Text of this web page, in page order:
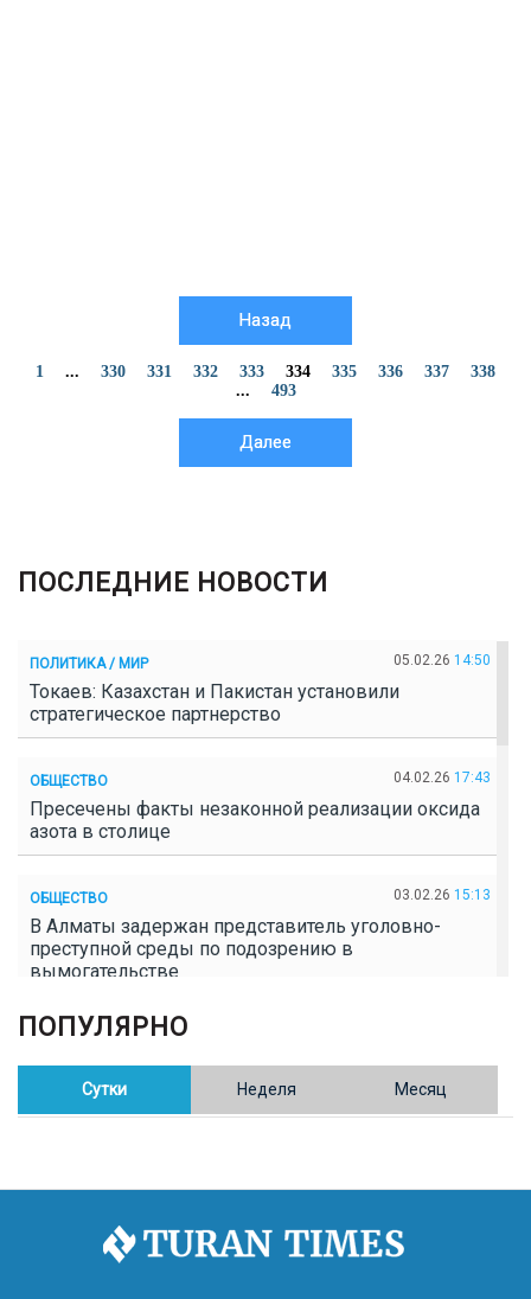
Назад
1 ... 330 331 332 333 334 335 336 337
338
...
493
Далее
ПОСЛЕДНИЕ НОВОСТИ
ПОЛИТИКА / МИР 05.02.26 14:50
Токаев: Казахстан и Пакистан установили
стратегическое партнерство
ОБЩЕСТВО 04.02.26 17:43
Пресечены факты незаконной реализации оксида
азота в столице
ОБЩЕСТВО 03.02.26 15:13
В Алматы задержан представитель уголовно-
преступной среды по подозрению в
вымогательстве
ОБЩЕСТВО
Полицейские пресекли незаконное выращивание
конопли в Таразе
Казахстан возглавил Договор о зоне, свободной от
ПОПУЛЯРНО
Сутки Неделя Месяц